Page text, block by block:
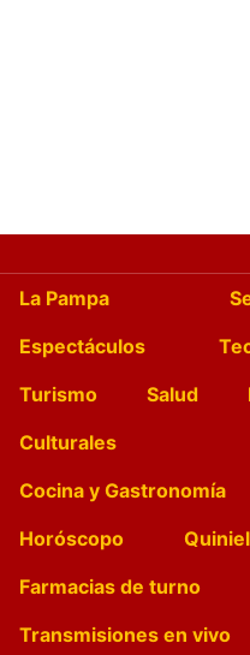
La Pampa
Espectáculos
Turismo
Salud
Culturales
Cocina y Gastronomía
Horóscopo
Farmacias de turno
Transmisiones en vivo